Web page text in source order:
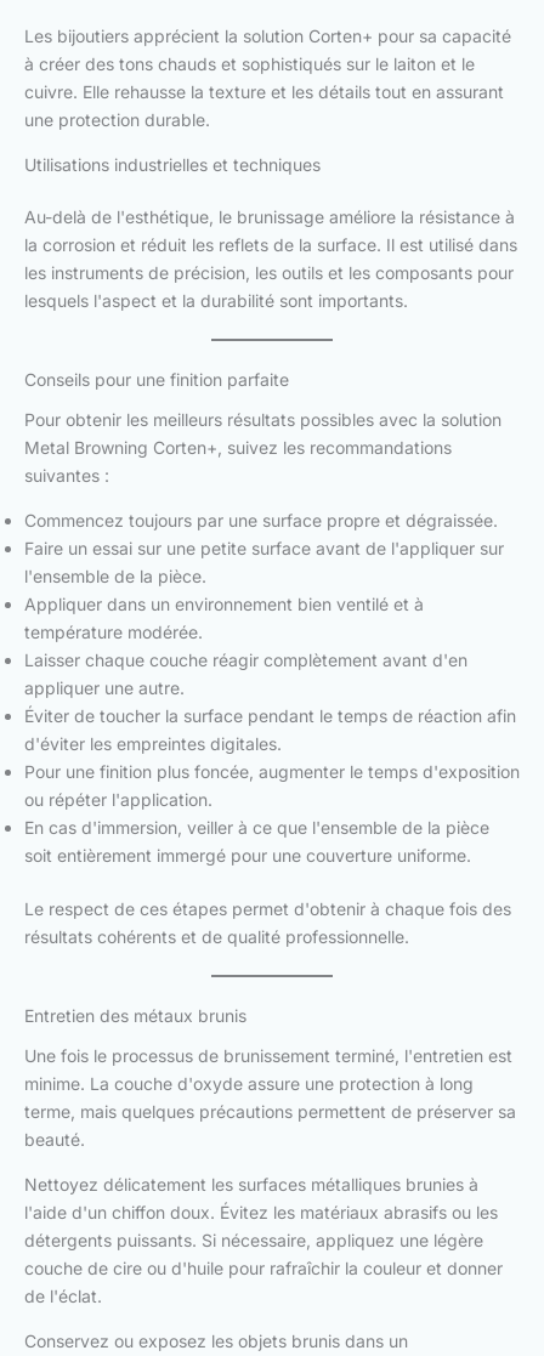
Les bijoutiers apprécient la solution Corten+ pour sa capacité
à créer des tons chauds et sophistiqués sur le laiton et le
cuivre. Elle rehausse la texture et les détails tout en assurant
une protection durable.
Utilisations industrielles et techniques
Au-delà de l'esthétique, le brunissage améliore la résistance à
la corrosion et réduit les reflets de la surface. Il est utilisé dans
les instruments de précision, les outils et les composants pour
lesquels l'aspect et la durabilité sont importants.
Conseils pour une finition parfaite
Pour obtenir les meilleurs résultats possibles avec la solution
Metal Browning Corten+, suivez les recommandations
suivantes :
Commencez toujours par une surface propre et dégraissée.
Faire un essai sur une petite surface avant de l'appliquer sur
l'ensemble de la pièce.
Appliquer dans un environnement bien ventilé et à
température modérée.
Laisser chaque couche réagir complètement avant d'en
appliquer une autre.
Éviter de toucher la surface pendant le temps de réaction afin
d'éviter les empreintes digitales.
Pour une finition plus foncée, augmenter le temps d'exposition
ou répéter l'application.
En cas d'immersion, veiller à ce que l'ensemble de la pièce
soit entièrement immergé pour une couverture uniforme.
Le respect de ces étapes permet d'obtenir à chaque fois des
résultats cohérents et de qualité professionnelle.
Entretien des métaux brunis
Une fois le processus de brunissement terminé, l'entretien est
minime. La couche d'oxyde assure une protection à long
terme, mais quelques précautions permettent de préserver sa
beauté.
Nettoyez délicatement les surfaces métalliques brunies à
l'aide d'un chiffon doux. Évitez les matériaux abrasifs ou les
détergents puissants. Si nécessaire, appliquez une légère
couche de cire ou d'huile pour rafraîchir la couleur et donner
de l'éclat.
Conservez ou exposez les objets brunis dans un